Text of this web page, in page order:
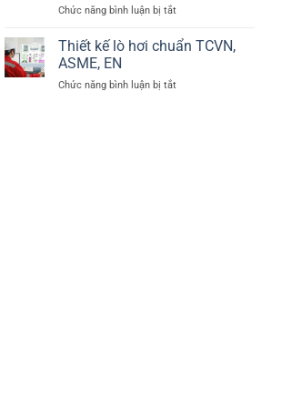
Rịa
Vũng
suất
hơi
Chức năng bình luận bị tắtở
trúng
án
Thiết kế lò hơi chuẩn TCVN,
ASME, EN
Chức năng bình luận bị tắtở